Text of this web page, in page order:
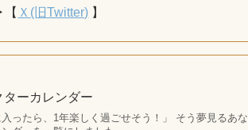
Ｘ(旧Twitter) 】
ターカレンダー
ったら、1年楽しく過ごせそう！」 そう夢見るあな